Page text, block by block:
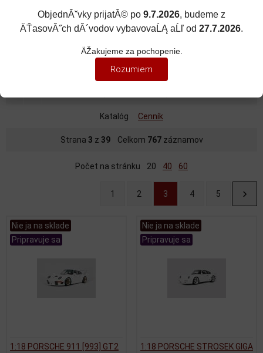
Katalóg Cenník
Strana 3 z 39Celkom 767záznamov
Počet na stránku 20 40 60
1 2 3 4 5
Nie ja na sklade
Pripravuje sa
1:18 PORSCHE 911 [993] GT2
Nie ja na sklade
Pripravuje sa
1:18 PORSCHE STROSEK GIGA
ObjednĂˇvky prijatĂ© po 9.7.2026, budeme z
ÄŤasovĂ˝ch dĂ´vodov vybavovaĹĄ aĹľ od 27.7.2026.
ÄŽakujeme za pochopenie.
Rozumiem